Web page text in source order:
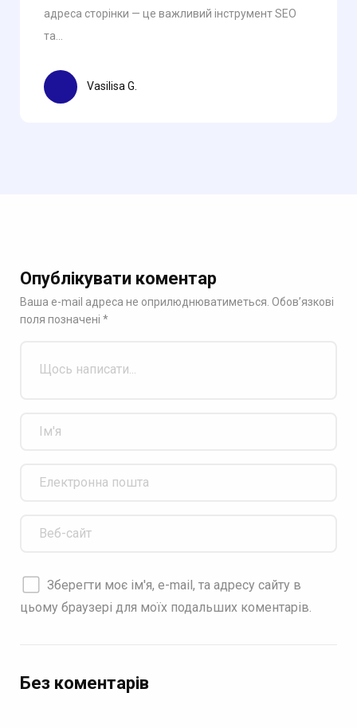
адреса сторінки — це важливий інструмент SEO
та...
Vasilisa G.
Опублікувати коментар
Ваша e-mail адреса не оприлюднюватиметься. Обов’язкові
поля позначені *
Зберегти моє ім'я, e-mail, та адресу сайту в
цьому браузері для моїх подальших коментарів.
Без коментарів